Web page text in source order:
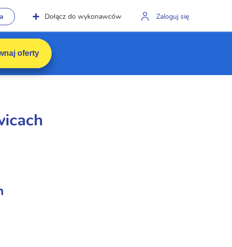
Dołącz do wykonawców Zaloguj się
oferty